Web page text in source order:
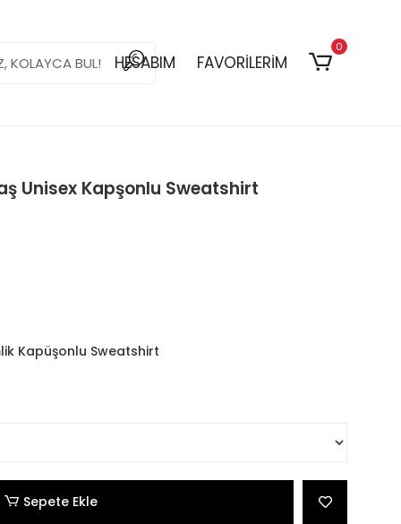
HESABIM FAVORİLERİM
0
Unisex Kapşonlu Sweatshirt
Kapüşonlu Sweatshirt
Sepete Ekle